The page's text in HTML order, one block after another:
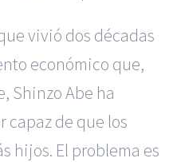
vivió dos décadas
económico que,
Shinzo Abe ha
capaz de que los
hijos. El problema es